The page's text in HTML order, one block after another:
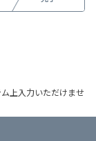
上入力いただけませ